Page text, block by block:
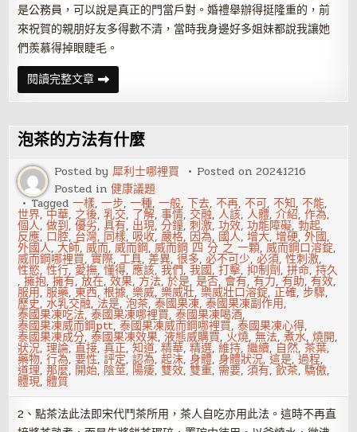
是公務員，可以說是真正的門當戶對。婚禮舉辦得挺隆重的，前
來祝賀的親朋好友多得數不清，當時我身邊好多姐妹都說我讓她
們羨慕得掉眼睫毛。
閱讀完整文章無
性
婚
出
軌
有
什
麼
後
果
泡茶的方法有什麼
Posted by犀利士哪裡買 Posted on20241216
Posted in健康議題
Tagged一樣,一步,一種,一般,下去,不再,不可,不知,不能,
世界,中華, 之後,乳交, 了解,事情, 交融,人該,人體,介紹,作為,
個人,做到,優劣,具有, 出現,分鐘,刺激,功效,功能障礙,勃起,
反應, 口腔, 台灣, 同樣, 吸收,嚴格, 因為, 國人,增大,增硬,外國,
外國人,大師,威而,威而鋼,威而鋼 四 分 之 一顆,威而鋼口溶錠,
威而鋼哪裡買,實際,工具,差異,很多,必不可少,必須,性刺激,
性慾,性行, 愛撫,懂得,應該,我們,我國,打擊,抑制劑,拼命,持久
,擁抱,擁有,放在,效果, 方法,於是,是否,會有,有力,有助,有效,
服用,服藥,東西,根據,樂威,樂威壯,樂威壯口溶錠,正確,步驟,
歷史,水乳交融, 法是,泡茶,泰國果凍,泰國果凍副作用,
泰國果凍吃法,泰國果凍哪裡買,泰國果凍喝酒,
泰國果凍威而鋼ptt,泰國果凍威而鋼哪裡買,泰國果凍心得,
泰國果凍成分,泰國果凍效果,液態威購買, 火燒,無法,煮水,燒開,
狀況,理論,直接,真正,知道,精華,精選,維持,繼續, 自然,茶葉,
藥物,行為,要性,評定,認為,起沫,身體,身體狀況,這是,過程,
道理,那麼, 開始, 陰莖, 陽痿,雙效,雙重, 需要,須有,飲茶,驕傲,
體現,體質
2、點茶法此法即宋代鬥茶所用，茶人自吃亦用此法。這時不再直